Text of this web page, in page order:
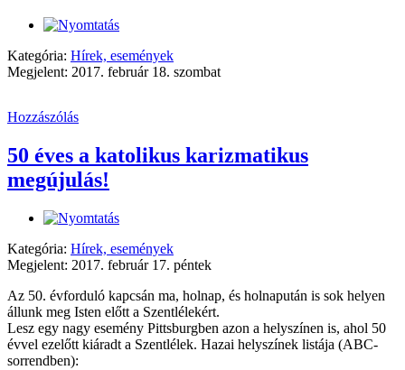
Kategória: Hírek, események
Megjelent: 2017. február 18. szombat
Hozzászólás
50 éves a katolikus karizmatikus
megújulás!
Kategória: Hírek, események
Megjelent: 2017. február 17. péntek
Az 50. évforduló kapcsán ma, holnap, és holnapután is sok helyen
állunk meg Isten előtt a Szentlélekért.
Lesz egy nagy esemény Pittsburgben azon a helyszínen is, ahol 50
évvel ezelőtt kiáradt a Szentlélek. Hazai helyszínek listája (ABC-
sorrendben):